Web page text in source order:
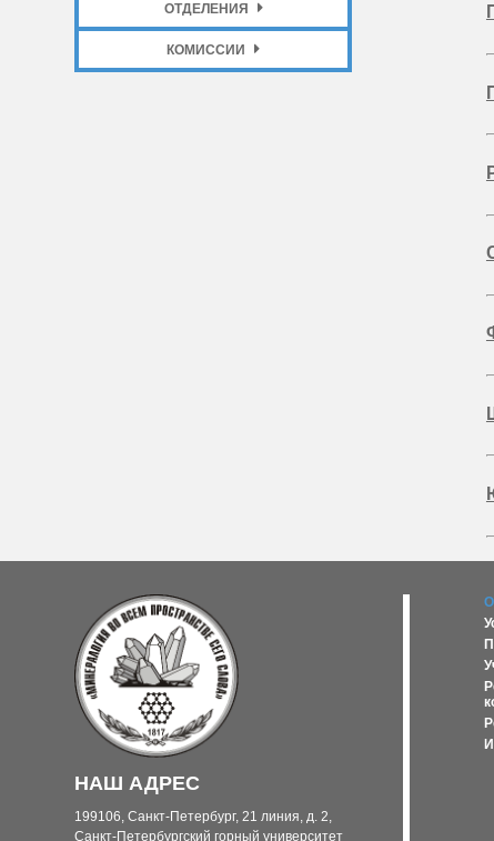
ОТДЕЛЕНИЯ
КОМИССИИ
НАШ АДРЕС
199106, Санкт-Петербург, 21 линия, д. 2,
Санкт-Петербургский горный университет